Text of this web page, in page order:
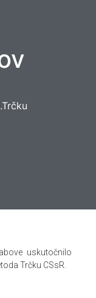
uskutočnilo
Trčku CSsR.